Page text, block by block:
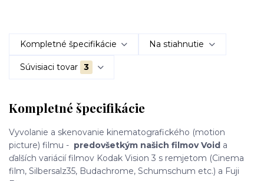
Kompletné špecifikácie Na stiahnutie
Súvisiaci tovar 3
Kompletné špecifikácie
Vyvolanie a skenovanie kinematografického (motion
picture) filmu - predovšetkým našich filmov Void a
ďalších variácií filmov Kodak Vision 3 s remjetom (Cinema
film, Silbersalz35, Budachrome, Schumschum etc.) a Fuji